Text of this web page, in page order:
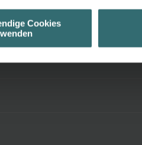
um Ihnen die bestmögliche
Interessen zur Verfügung zu
widerrufen.
Data Privacy
Cookies